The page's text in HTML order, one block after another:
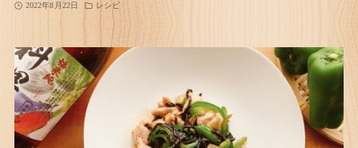
2022年8月22日 レシピ